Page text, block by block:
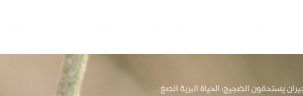
يستحقون الضجيج: الحياة البرية الصغ...